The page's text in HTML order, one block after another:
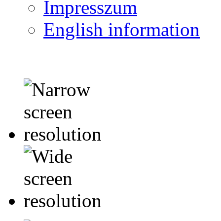
Impresszum
English information